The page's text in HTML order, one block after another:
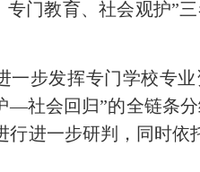
专门教育、社会观护”
一步发挥专门学校专
社会回归”的全链条
进一步研判，同时依